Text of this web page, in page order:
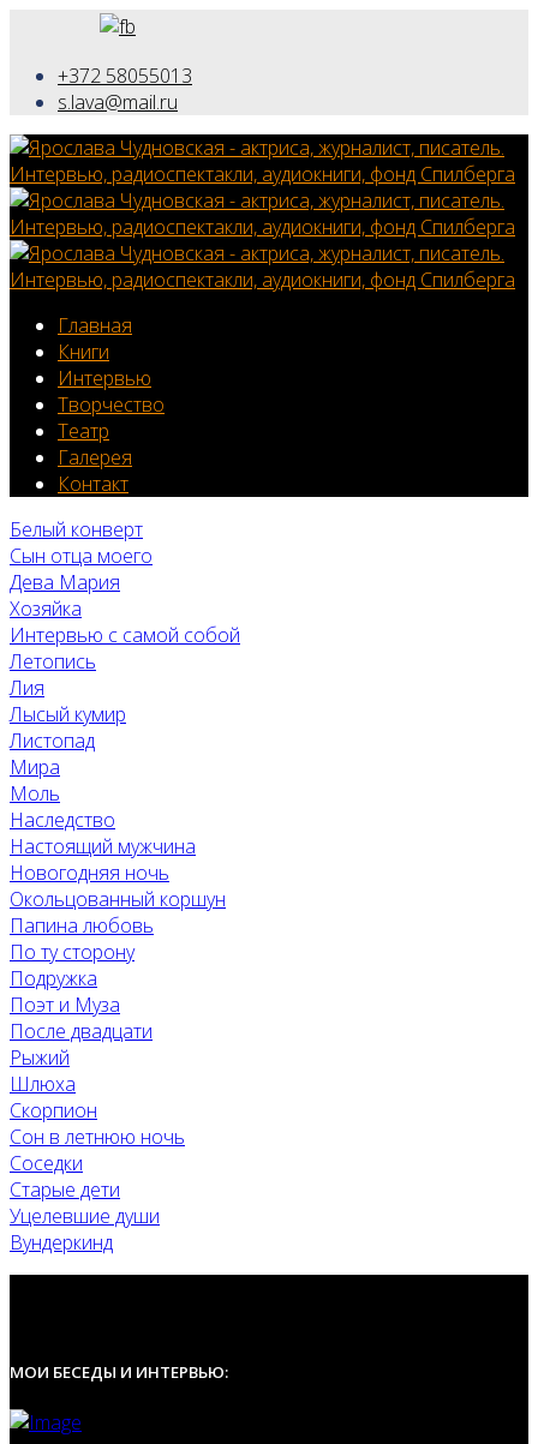
+372 58055013
s.lava@mail.ru
Главная
Книги
Интервью
Творчество
Театр
Галерея
Контакт
Белый конверт
Сын отца моего
Дева Мария
Хозяйка
Интервью с самой собой
Летопись
Лия
Лысый кумир
Листопад
Мира
Моль
Наследство
Настоящий мужчина
Новогодняя ночь
Окольцованный коршун
Папина любовь
По ту сторону
Подружка
Поэт и Муза
После двадцати
Рыжий
Шлюха
Скорпион
Сон в летнюю ночь
Соседки
Старые дети
Уцелевшие души
Вундеркинд
МОИ БЕСЕДЫ И ИНТЕРВЬЮ: